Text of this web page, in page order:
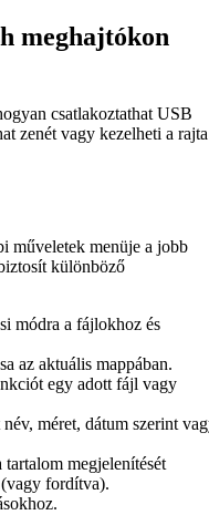
meghajtókon
csatlakoztathat USB
zenét vagy kezelheti a rajta
műveletek menüje a jobb
különböző
módra a fájlokhoz és
az aktuális mappában.
egy adott fájl vagy
méret, dátum szerint
megjelenítését
(vagy fordítva).